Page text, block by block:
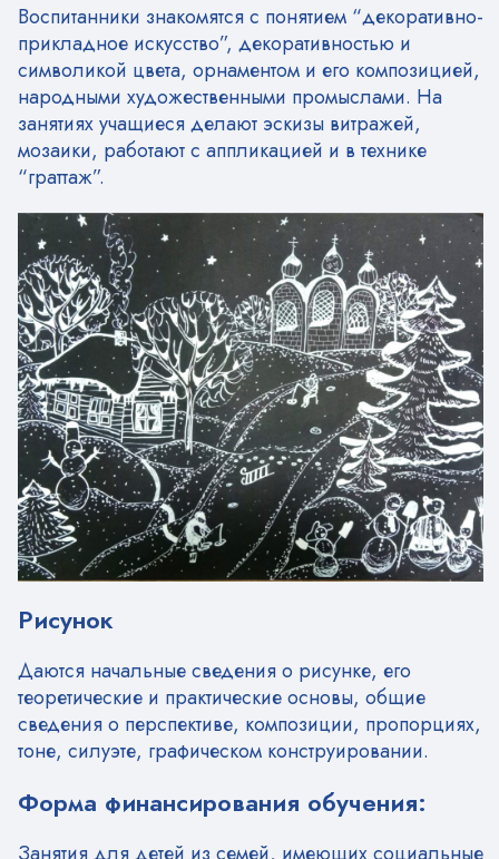
Воспитанники знакомятся с понятием “декоративно-
прикладное искусство”, декоративностью и
символикой цвета, орнаментом и его композицией,
народными художественными промыслами. На
занятиях учащиеся делают эскизы витражей,
мозаики, работают с аппликацией и в технике
“граттаж”.
Рисунок
Даются начальные сведения о рисунке, его
теоретические и практические основы, общие
сведения о перспективе, композиции, пропорциях,
тоне, силуэте, графическом конструировании.
Форма финансирования обучения:
Занятия для детей из семей, имеющих социальные